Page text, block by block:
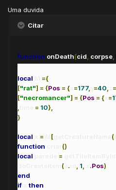
Uma duvida
Citar
function onDeath(cid corpse
local
={
["rat"] = {Pos = { =177, =40 =
["necromancer"] = {Pos = { =
= 10},
}
local = [ (
function
()
local
=
( . 1 .Pos)
end
if
then